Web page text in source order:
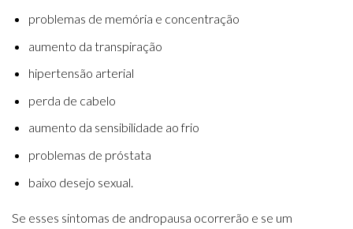
problemas de memória e concentração
aumento da transpiração
hipertensão arterial
perda de cabelo
aumento da sensibilidade ao frio
problemas de próstata
baixo desejo sexual.
Se esses sintomas de andropausa ocorrerão e se um